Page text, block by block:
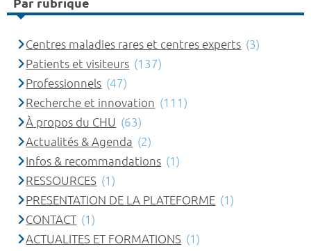
Centres maladies rares et centres experts (3)
Patients et visiteurs (137)
Professionnels (47)
Recherche et innovation (111)
À propos du CHU (63)
Actualités & Agenda (2)
Infos & recommandations (1)
RESSOURCES (1)
PRESENTATION DE LA PLATEFORME (1)
CONTACT (1)
ACTUALITES ET FORMATIONS (1)